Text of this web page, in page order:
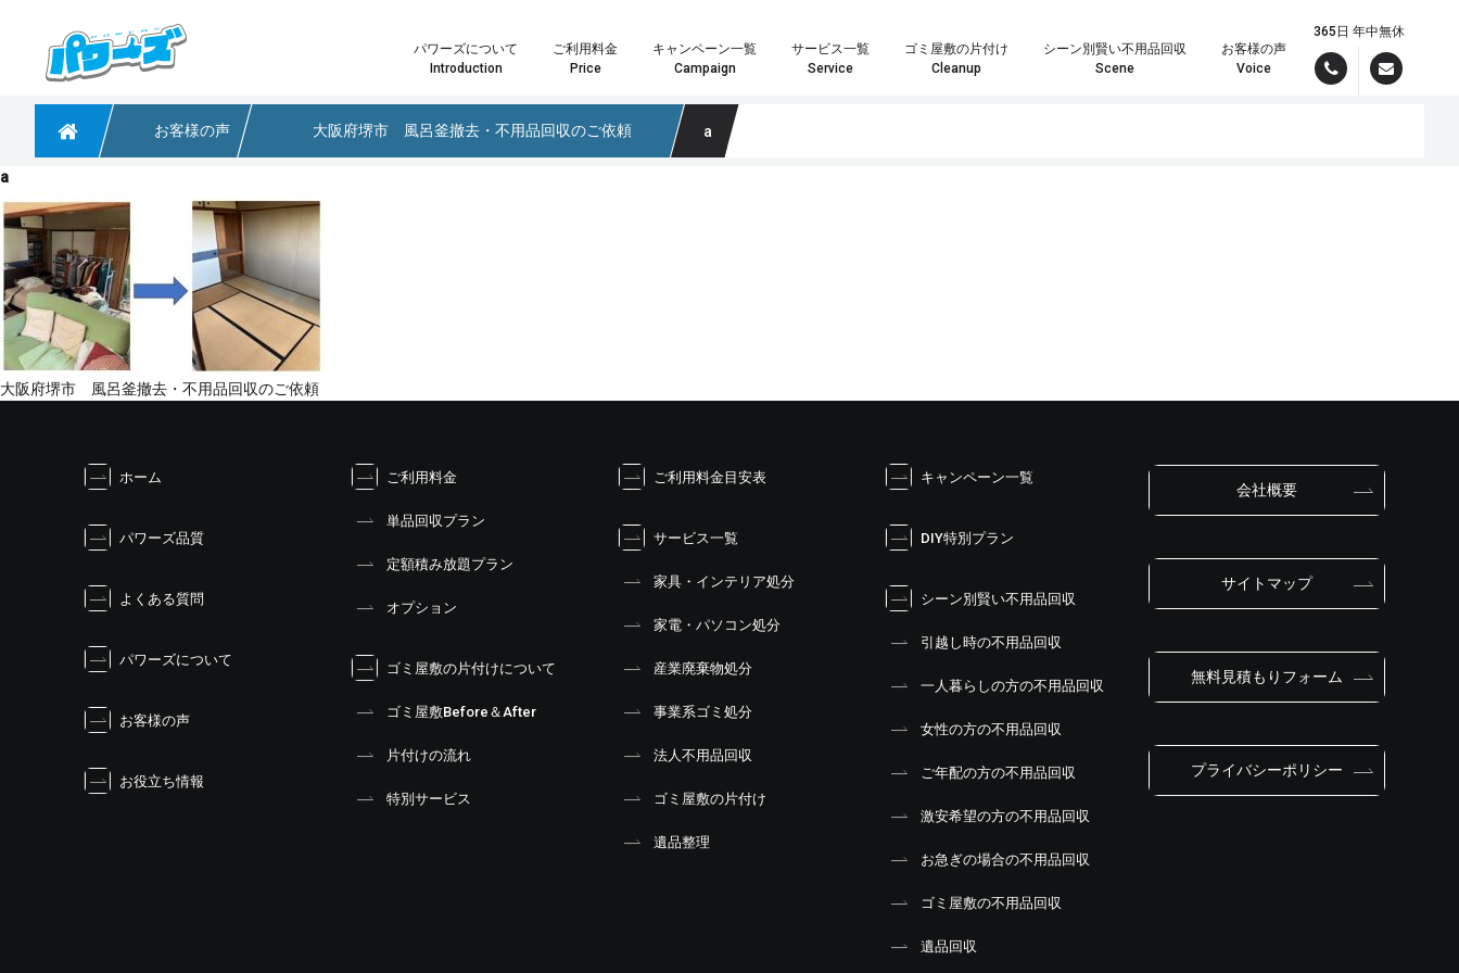
パワーズについて
Introduction
ご利用料金
Price
キャンペーン一覧
Campaign
サービス一覧
Service
ゴミ屋敷の片付け
Cleanup
シーン別賢い不用品回収
Scene
お客様の声
Voice
365日 年中無休
粗大ごみや不用品回収なら大阪のパワーズ
お客様の声 大阪府堺市 風呂釜撤去・不用品回収のご依頼 a
a
投
大阪府堺市 風呂釜撤去・不用品回収のご依頼
ホーム
パワーズ品質
よくある質問
パワーズについて
お客様の声
お役立ち情報
ご利用料金
単品回収プラン
定額積み放題プラン
オプション
ゴミ屋敷の片付けについて
ゴミ屋敷Before＆After
片付けの流れ
特別サービス
ご利用料金目安表
サービス一覧
家具・インテリア処分
家電・パソコン処分
産業廃棄物処分
事業系ゴミ処分
法人不用品回収
ゴミ屋敷の片付け
遺品整理
キャンペーン一覧
DIY特別プラン
シーン別賢い不用品回収
引越し時の不用品回収
一人暮らしの方の不用品回収
女性の方の不用品回収
ご年配の方の不用品回収
激安希望の方の不用品回収
お急ぎの場合の不用品回収
ゴミ屋敷の不用品回収
遺品回収
会社概要
サイトマップ
無料見積もりフォーム
プライバシーポリシー